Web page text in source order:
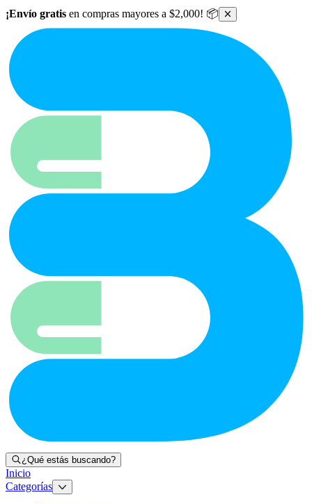
Ir al contenido principal
¡Envío gratis en compras mayores a $2,000! 📦
¿Qué estás buscando?
Inicio
Categorías